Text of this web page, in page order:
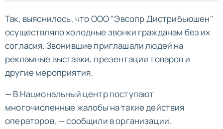
Так, выяснилось, что ООО "Эвсопр Дистрибьюшен"
осуществляло холодные звонки гражданам без их
согласия. Звонившие приглашали людей на
рекламные выставки, презентации товаров и
другие мероприятия.
— В Национальный центр поступают
многочисленные жалобы на такие действия
операторов, — сообщили в организации.